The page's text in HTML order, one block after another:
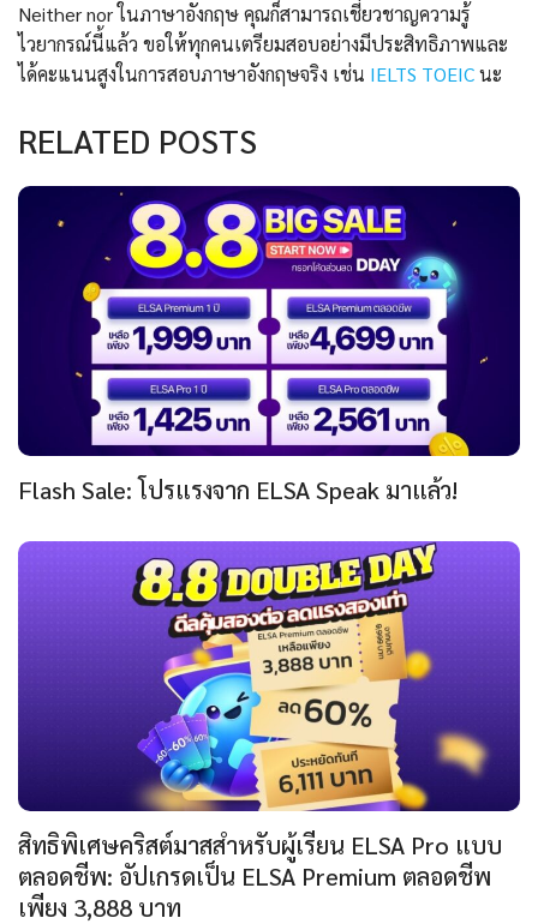
Neither nor ในภาษาอังกฤษ คุณก็สามารถเชี่ยวชาญความรู้
ไวยากรณ์นี้แล้ว ขอให้ทุกคนเตรียมสอบอย่างมีประสิทธิภาพและ
ได้คะแนนสูงในการสอบภาษาอังกฤษจริง เช่น IELTS TOEICนะ
RELATED POSTS
Flash Sale: โปรแรงจาก ELSA Speak มาแล้ว!
สิทธิพิเศษคริสต์มาสสำหรับผู้เรียน ELSA Pro แบบ
ตลอดชีพ: อัปเกรดเป็น ELSA Premium ตลอดชีพ
เพียง 3,888 บาท